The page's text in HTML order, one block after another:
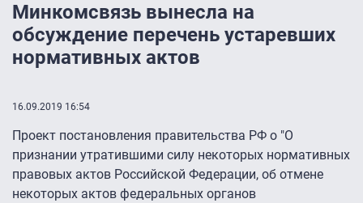
Минкомсвязь вынесла на
обсуждение перечень устаревших
нормативных актов
16.09.2019 16:54
Проект постановления правительства РФ о "О
признании утратившими силу некоторых нормативных
правовых актов Российской Федерации, об отмене
некоторых актов федеральных органов